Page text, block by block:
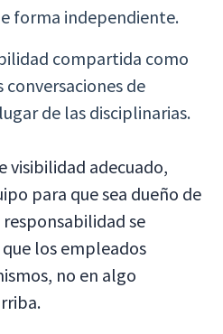
forma independiente.
compartida como
conversaciones de
de las disciplinarias.
visibilidad adecuado,
para que sea dueño de
se
los empleados
no en algo